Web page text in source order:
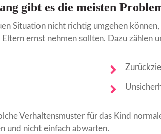
gibt es die meisten
Situation nicht richtig umgehen
ernst nehmen sollten. Dazu zählen
Verhaltensmuster für das Kind
und nicht einfach abwarten.